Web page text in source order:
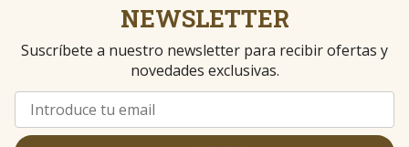
NEWSLETTER
Suscríbete a nuestro newsletter para recibir ofertas y
novedades exclusivas.